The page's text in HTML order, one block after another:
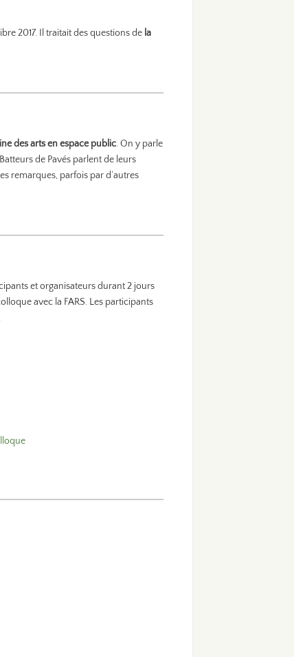
2017. Il traitait des questions de la
des arts en espace public. On y parle
de Pavés parlent de leurs
remarques, parfois par d’autres
et organisateurs durant 2 jours
avec la FARS. Les participants